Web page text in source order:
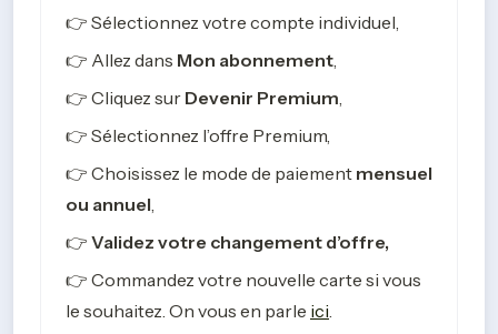
👉 Sélectionnez votre compte individuel,
👉 Allez dans Mon abonnement,
👉 Cliquez sur Devenir Premium,
👉 Sélectionnez l’offre Premium,
👉 Choisissez le mode de paiement mensuel
ou annuel,
👉 Validez votre changement d’offre,
👉 Commandez votre nouvelle carte si vous
le souhaitez. On vous en parle ici.